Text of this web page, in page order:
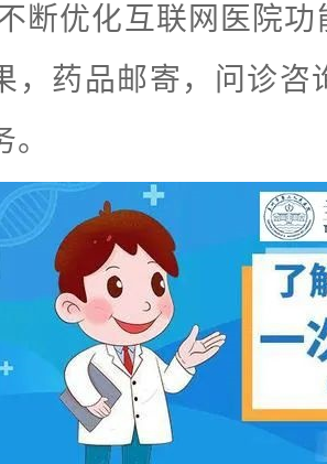
断优化互联网医院
，药品邮寄，问诊
。